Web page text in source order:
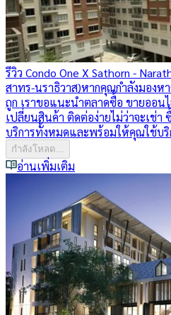
รีวิว Condo One X Sathorn -
สาทร-นราธิวาส)หากคุณกำลังมองห
ถูก เราขอแนะนำตลาดซื้อ ขายออ
เปลี่ยนสินค้า ติดต่อง่ายไม่ว่าจะเช่า
บริการทั้งหมดและพร้อมให้คุณใช้บริ
กำลังโหลด...
อ่านเพิ่มเติม